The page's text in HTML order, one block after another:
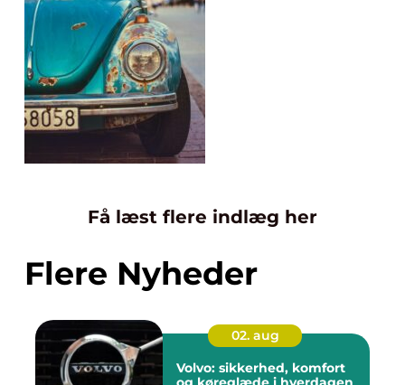
Få læst flere indlæg her
Flere Nyheder
02. aug
Volvo: sikkerhed, komfort